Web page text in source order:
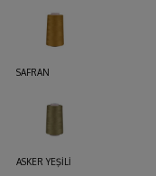
SAFRAN
ASKER YEŞİLİ